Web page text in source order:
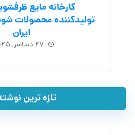
کارخانه مایع
تولیدکننده محصولات
ایران
۲۷ دسامبر, ۲۰۲۵
تازه ترین